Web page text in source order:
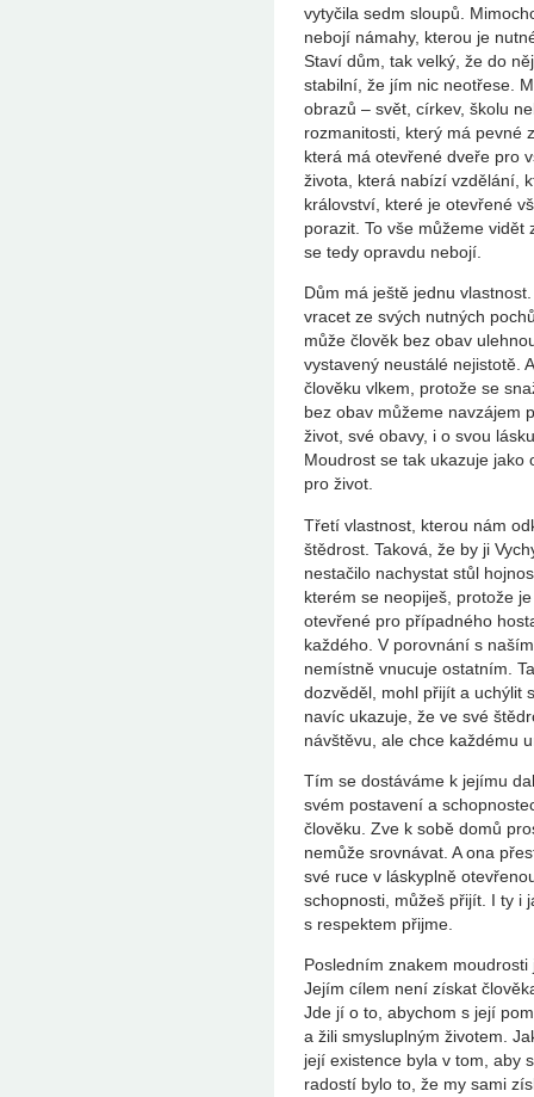
vytyčila sedm sloupů.
nebojí námahy, kterou je
Staví dům, tak velký, že do
stabilní, že jím nic neotřese.
obrazů – svět, církev, školu
rozmanitosti, který má pevné
která má otevřené dveře pro
života, která nabízí vzdělání,
království, které je otevřené
porazit. To vše můžeme
se tedy opravdu nebojí.
Dům má ještě jednu
vracet ze svých nutných
může člověk bez obav
vystavený neustálé nejistotě.
člověku vlkem, protože se
bez obav můžeme navzájem
život, své obavy, i o svou
Moudrost se tak ukazuje
pro život.
Třetí vlastnost, kterou nám
štědrost. Taková, že by ji
nestačilo nachystat stůl
kterém se neopiješ, protože
otevřené pro případného
každého. V porovnání s
nemístně vnucuje ostatním.
dozvěděl, mohl přijít a uchýlit
navíc ukazuje, že ve své
návštěvu, ale chce každému
Tím se dostáváme k jejímu
svém postavení a
člověku. Zve k sobě domů
nemůže srovnávat. A ona
své ruce v láskyplně
schopnosti, můžeš přijít. I ty i
s respektem přijme.
Posledním znakem
Jejím cílem není získat
Jde jí o to, abychom s její
a žili smysluplným životem.
její existence byla v tom, aby
radostí bylo to, že my sami